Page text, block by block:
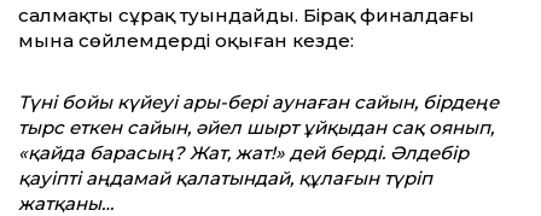
салмақты сұрақ туындайды. Бірақ финалдағы
мына сөйлемдерді оқыған кезде:
Түні бойы күйеуі ары-бері аунаған сайын, бірдеңе
тырс еткен сайын, әйел шырт ұйқыдан сақ оянып,
«қайда барасың? Жат, жат!» дей берді. Әлдебір
қауіпті аңдамай қалатындай, құлағын түріп
жатқаны…